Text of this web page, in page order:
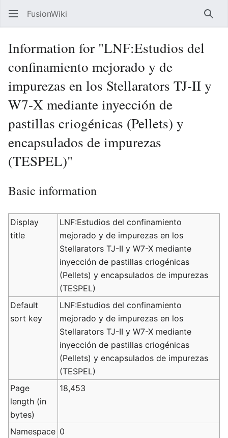
FusionWiki
Information for "LNF:Estudios del
confinamiento mejorado y de
impurezas en los Stellarators TJ-II y
W7-X mediante inyección de
pastillas criogénicas (Pellets) y
encapsulados de impurezas
(TESPEL)"
Basic information
Display
title
LNF:Estudios del confinamiento
mejorado y de impurezas en los
Stellarators TJ-II y W7-X mediante
inyección de pastillas criogénicas
(Pellets) y encapsulados de impurezas
(TESPEL)
Default
sort key
LNF:Estudios del confinamiento
mejorado y de impurezas en los
Stellarators TJ-II y W7-X mediante
inyección de pastillas criogénicas
(Pellets) y encapsulados de impurezas
(TESPEL)
Page
length (in
bytes)
18,453
Namespace 0